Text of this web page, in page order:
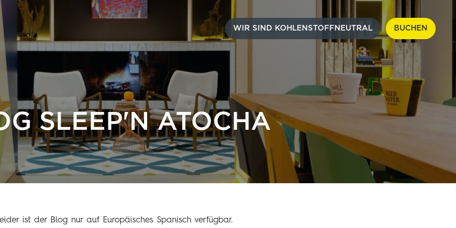
SLEEP'N ATOCHA
WIR SIND KOHLENSTOFFNEUTRAL BUCHEN
ist der Blog nur auf Europäisches Spanisch verfügbar.